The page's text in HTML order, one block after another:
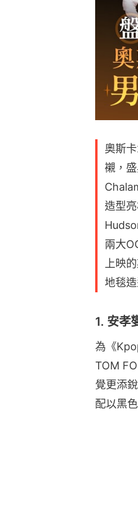
奧斯
襯，
造型
兩大
上映
地毯
1. 安孝
為《
TOM
覺更添
配以黑